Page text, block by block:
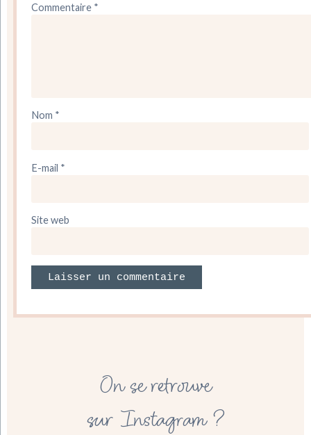
Commentaire *
Nom *
E-mail *
Site web
On se retrouve
sur Instagram ?